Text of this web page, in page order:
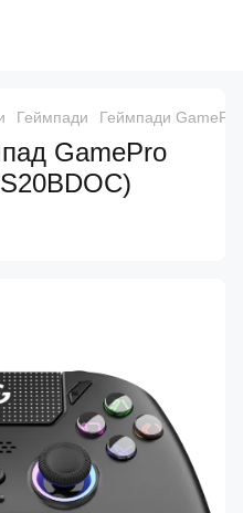
Геймпади Геймпади GamePro
GamePro